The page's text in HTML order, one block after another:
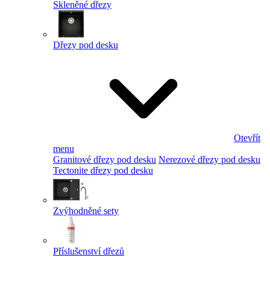
Skleněné dřezy
Dřezy pod desku
Otevřít
menu
Granitové dřezy pod desku Nerezové dřezy pod desku
Tectonite dřezy pod desku
Zvýhodněné sety
Příslušenství dřezů